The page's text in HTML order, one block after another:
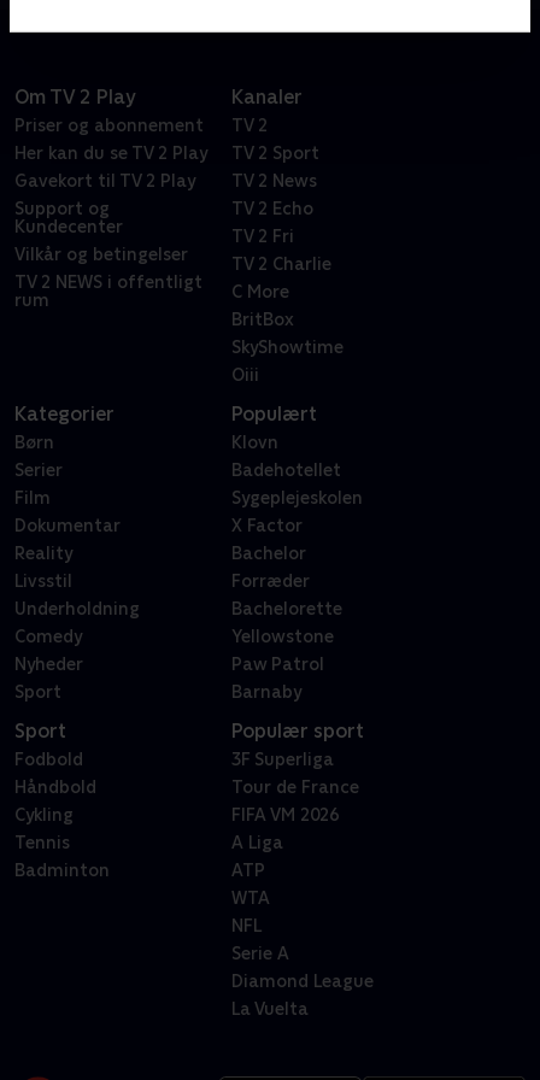
Om TV 2 Play
Priser og abonnement
Her kan du se TV 2 Play
Gavekort til TV 2 Play
Support og
Kundecenter
Vilkår og betingelser
TV 2 NEWS i offentligt
rum
Kanaler
TV 2
TV 2 Sport
TV 2 News
TV 2 Echo
TV 2 Fri
TV 2 Charlie
C More
BritBox
SkyShowtime
Oiii
Kategorier
Børn
Serier
Film
Dokumentar
Reality
Livsstil
Underholdning
Comedy
Nyheder
Sport
Populært
Klovn
Badehotellet
Sygeplejeskolen
X Factor
Bachelor
Forræder
Bachelorette
Yellowstone
Paw Patrol
Barnaby
Sport
Fodbold
Håndbold
Cykling
Tennis
Badminton
Populær sport
3F Superliga
Tour de France
FIFA VM 2026
A Liga
ATP
WTA
NFL
Serie A
Diamond League
La Vuelta